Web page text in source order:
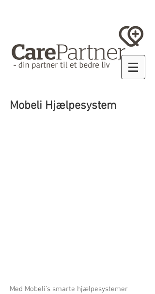
Mobeli Hjælpesystem
Med Mobeli’s smarte hjælpesystemer